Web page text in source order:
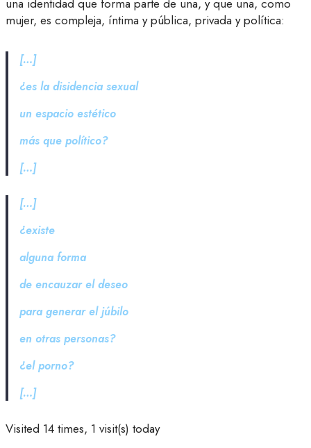
una identidad que forma parte de una, y que una, como
mujer, es compleja, íntima y pública, privada y política:
[…]
¿es la disidencia sexual
un espacio estético
más que político?
[…]
[…]
¿existe
alguna forma
de encauzar el deseo
para generar el júbilo
en otras personas?
¿el porno?
[…]
Visited 14 times, 1 visit(s) today